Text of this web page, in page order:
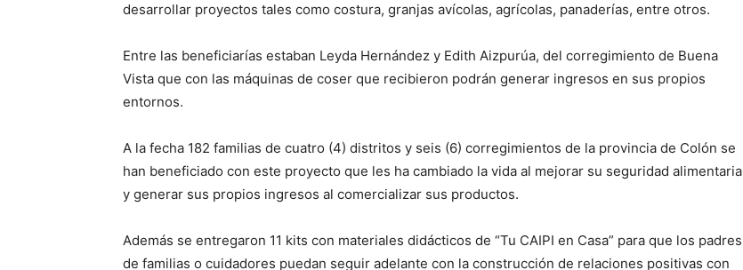
desarrollar proyectos tales como costura, granjas avícolas, agrícolas, panaderías, entre otros.
Entre las beneficiarías estaban Leyda Hernández y Edith Aizpurúa, del corregimiento de Buena
Vista que con las máquinas de coser que recibieron podrán generar ingresos en sus propios
entornos.
A la fecha 182 familias de cuatro (4) distritos y seis (6) corregimientos de la provincia de Colón se
han beneficiado con este proyecto que les ha cambiado la vida al mejorar su seguridad alimentaria
y generar sus propios ingresos al comercializar sus productos.
Además se entregaron 11 kits con materiales didácticos de “Tu CAIPI en Casa” para que los padres
de familias o cuidadores puedan seguir adelante con la construcción de relaciones positivas con